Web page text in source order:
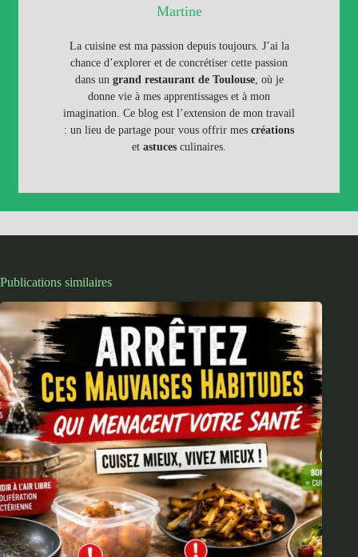
Martine
La cuisine est ma passion depuis toujours. J’ai la
chance d’explorer et de concrétiser cette passion
dans un grand restaurant de Toulouse, où je
donne vie à mes apprentissages et à mon
imagination. Ce blog est l’extension de mon travail
: un lieu de partage pour vous offrir mes créations
et astuces culinaires.
Publications similaires